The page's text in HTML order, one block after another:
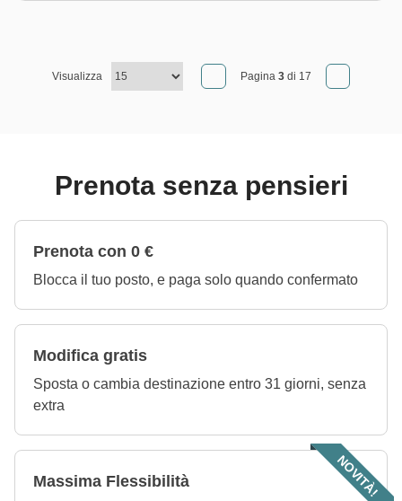
Visualizza Pagina 3di 17
Prenota senza pensieri
Prenota con 0 €
Blocca il tuo posto, e paga solo quando confermato
Modifica gratis
Sposta o cambia destinazione entro 31 giorni, senza
extra
NOVITÀ!
Massima Flessibilità